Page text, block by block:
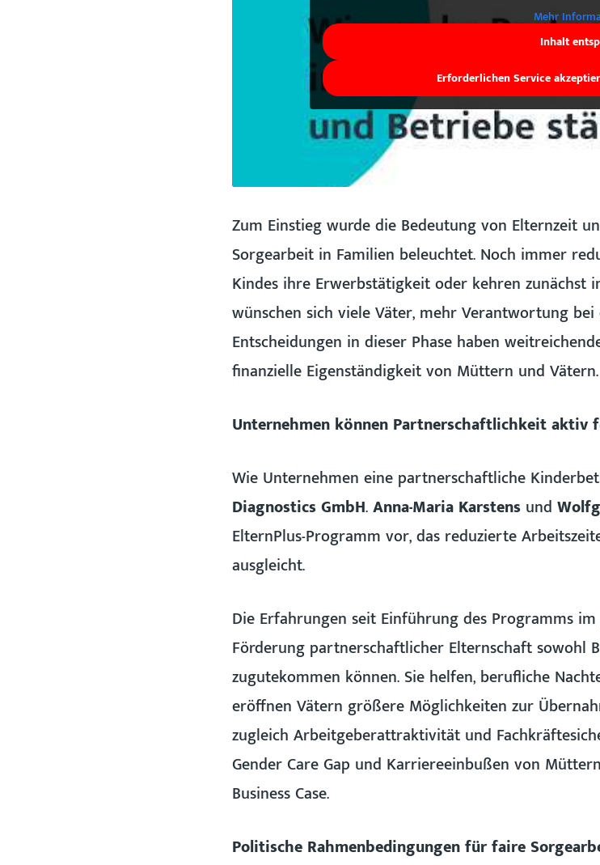
Mehr
Inhalt
Erforderlichen Service
Zum Einstieg wurde die Bedeutung von Elternzeit
Sorgearbeit in Familien beleuchtet. Noch immer
Kindes ihre Erwerbstätigkeit oder kehren zunächst
wünschen sich viele Väter, mehr Verantwortung
Entscheidungen in dieser Phase haben
finanzielle Eigenständigkeit von Müttern und Vätern.
Unternehmen können Partnerschaftlichkeit aktiv
Wie Unternehmen eine partnerschaftliche
Diagnostics GmbH.Anna-Maria Karstens und
ElternPlus-Programm vor, das reduzierte
ausgleicht.
Die Erfahrungen seit Einführung des Programms im
Förderung partnerschaftlicher Elternschaft sowohl
zugutekommen können. Sie helfen, berufliche
eröffnen Vätern größere Möglichkeiten zur
zugleich Arbeitgeberattraktivität und
Gender Care Gap und Karriereeinbußen von
Business Case.
Politische Rahmenbedingungen für faire